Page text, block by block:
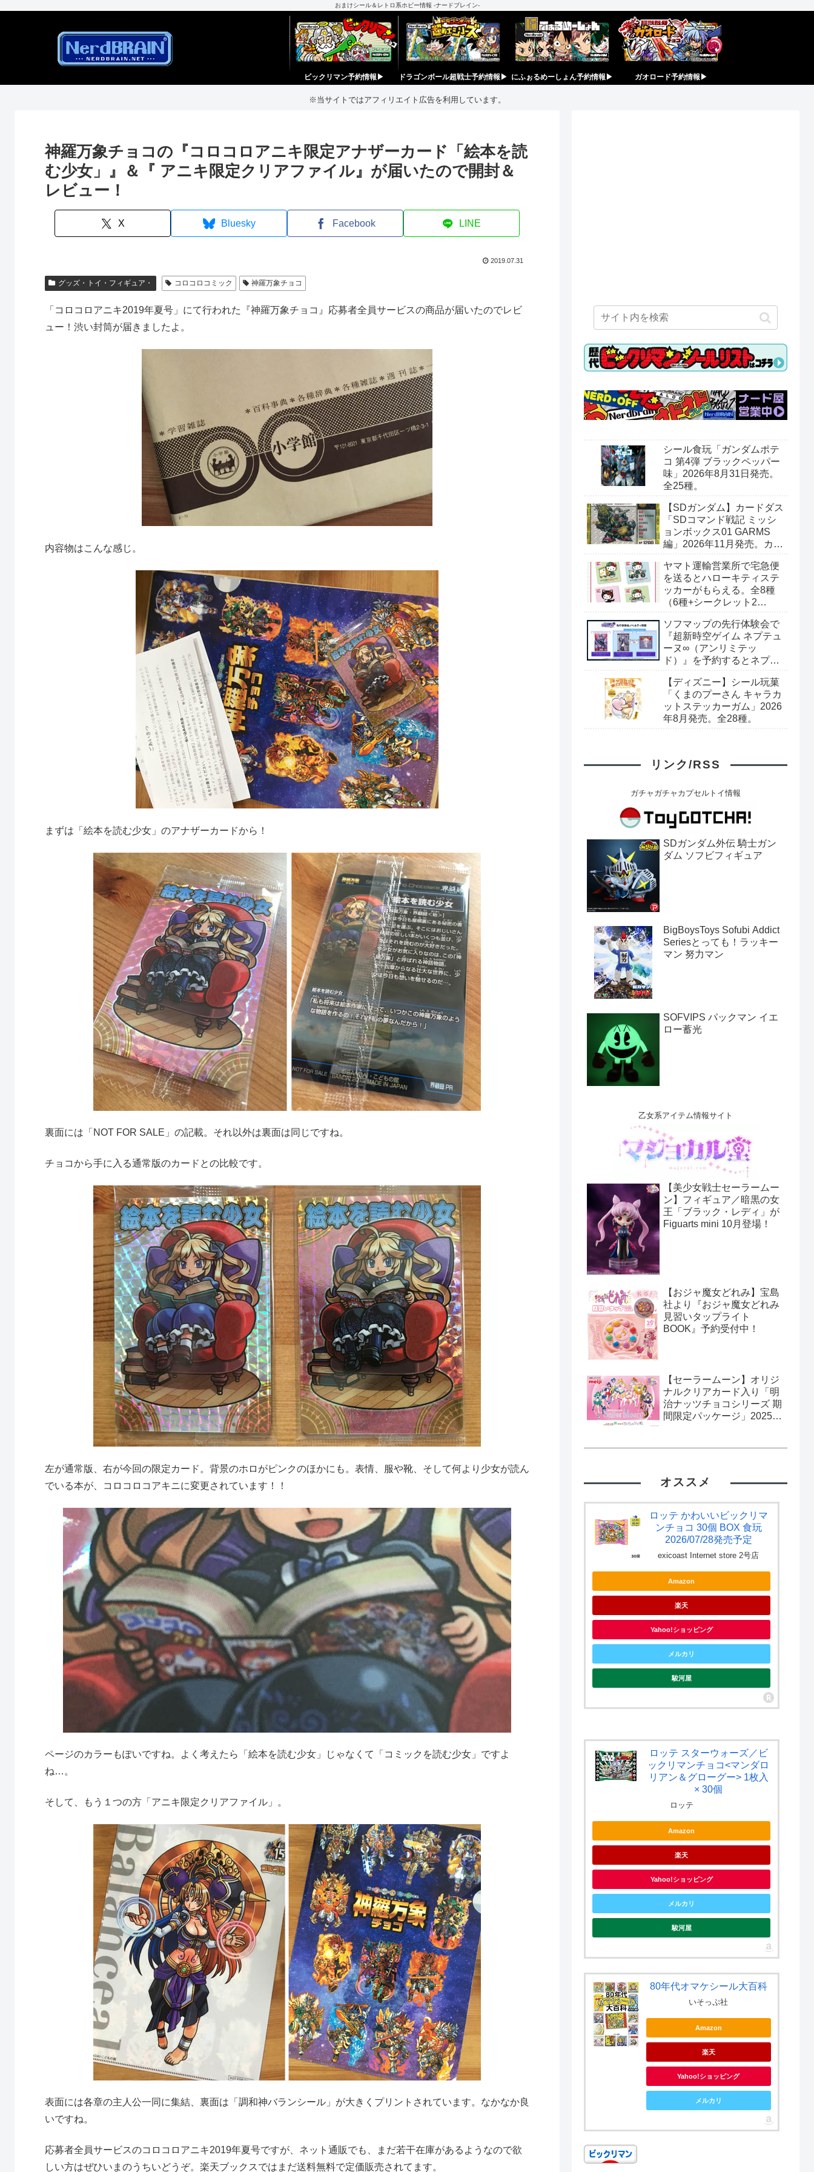
おまけシール＆レトロ系ホビー情報 -ナードブレイン-
ビックリマン予約情報▶︎ ドラゴンボール超戦士予約情報▶︎ にふぉるめーしょん予約情報▶︎ ガオロード予約情報▶︎
※当サイトではアフィリエイト広告を利用しています。
神羅万象チョコの『コロコロアニキ限定アナザーカード「絵本を読
む少女」』＆『 アニキ限定クリアファイル』が届いたので開封＆
レビュー！
X Bluesky Facebook LINE
2019.07.31
グッズ・トイ・フィギュア・ コロコロコミック 神羅万象チョコ
「コロコロアニキ2019年夏号」にて行われた『神羅万象チョコ』応募者全員サービスの商品が届いたのでレビ
ュー！渋い封筒が届きましたよ。
内容物はこんな感じ。
まずは「絵本を読む少女」のアナザーカードから！
裏面には「NOT FOR SALE」の記載。それ以外は裏面は同じですね。
チョコから手に入る通常版のカードとの比較です。
左が通常版、右が今回の限定カード。背景のホロがピンクのほかにも。表情、服や靴、そして何より少女が読ん
でいる本が、コロコロコアキニに変更されています！！
ページのカラーもぽいですね。よく考えたら「絵本を読む少女」じゃなくて「コミックを読む少女」ですよ
ね…。
そして、もう１つの方「アニキ限定クリアファイル」。
表面には各章の主人公一同に集結、裏面は「調和神バランシール」が大きくプリントされています。なかなか良
いですね。
応募者全員サービスのコロコロアニキ2019年夏号ですが、ネット通販でも、まだ若干在庫があるようなので欲
しい方はぜひいまのうちいどうぞ。楽天ブックスではまだ送料無料で定価販売されてます。
シール食玩「ガンダムポテ
コ 第4弾 ブラックペッパー
味」2026年8月31日発売。
全25種。
【SDガンダム】カードダス
「SDコマンド戦記 ミッシ
ョンボックス01 GARMS
編」2026年11月発売。カー
プレミアムバンダイ予約開
始。
ヤマト運輸営業所で宅急便
を送るとハローキティステ
ッカーがもらえる。全8種
（6種+シークレット2
キラシール。
ソフマップの先行体験会で
『超新時空ゲイム ネプテュ
ーヌ∞（アンリミテッ
ド）』を予約するとネプテ
もらえる。8月8日（土）＠
ソフマップAKIBA
【ディズニー】シール玩菓
「くまのプーさん キャラカ
ットステッカーガム」2026
年8月発売。全28種。
リンク/RSS
ガチャガチャカプセルトイ情報
SDガンダム外伝 騎士ガン
ダム ソフビフィギュア
BigBoysToys Sofubi Addict
Seriesとっても！ラッキー
マン 努力マン
SOFVIPS パックマン イエ
ロー蓄光
乙女系アイテム情報サイト
【美少女戦士セーラームー
ン】フィギュア／暗黒の女
王「ブラック・レディ」が
Figuarts mini 10月登場！
【おジャ魔女どれみ】宝島
社より『おジャ魔女どれみ
見習いタップライト
BOOK』予約受付中！
【セーラームーン】オリジ
ナルクリアカード入り「明
治ナッツチョコシリーズ 期
間限定パッケージ」2025年
オススメ
ロッテ かわいいビックリマ
ンチョコ 30個 BOX 食玩
2026/07/28発売予定
exicoast Internet store 2号店
Amazon
楽天
Yahoo!ショッピング
メルカリ
駿河屋
ロッテ スターウォーズ／ビ
ックリマンチョコ<マンダロ
リアン＆グローグー> 1枚入
× 30個
ロッテ
Amazon
楽天
Yahoo!ショッピング
メルカリ
駿河屋
80年代オマケシール大百科
いそっぷ社
Amazon
楽天
Yahoo!ショッピング
メルカリ